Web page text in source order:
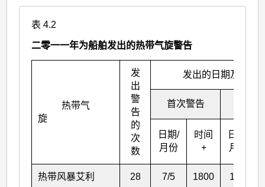
表 4.2
二零一一年为船舶发出的热带气旋警告
热带气
旋
发
出
警
告
的
次
数
发出的日期及时间
首次警告
日期/
月份
时间
+
日期/
月份
热带风暴艾利 28 7/5 1800 11